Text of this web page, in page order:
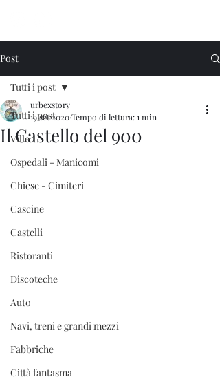
Post
Tutti i post
Ville
Ospedali - Manicomi
Chiese - Cimiteri
Cascine
Castelli
Ristoranti
Discoteche
Auto
Navi, treni e grandi mezzi
Fabbriche
Città fantasma
Tutti i post
Il Castello del 900
urbexstory
19 set 2020Tempo di lettura: 1 min